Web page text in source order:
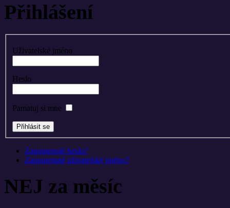
Přihlášení
Uživatelské jméno
Heslo
Pamatuj si mne
Zapomenuté heslo?
Zapomenuté uživatelské jméno?
NEJ za měsíc